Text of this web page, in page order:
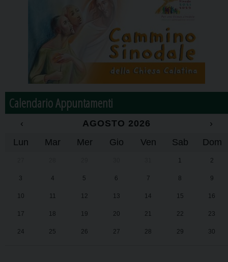
Calendario Appuntamenti
‹ AGOSTO 2026
›
Lun
Mar Mer Gio Ven Sab Dom
1 2
3 4 5 6 7 8 9
10 11 12 13 14 15 16
17 18 19 20 21 22 23
24 25 26 27 28 29 30